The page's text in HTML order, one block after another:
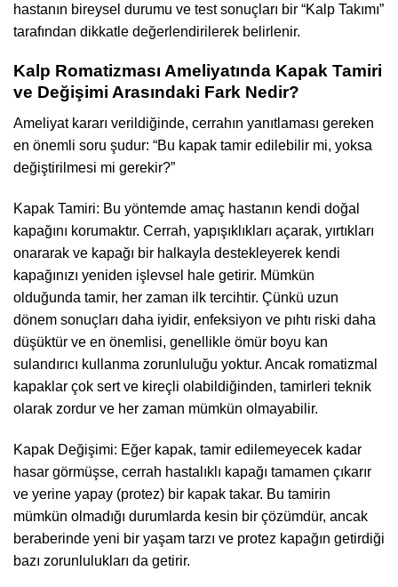
hastanın bireysel durumu ve test sonuçları bir “Kalp Takımı”
tarafından dikkatle değerlendirilerek belirlenir.
Kalp Romatizması Ameliyatında Kapak Tamiri
ve Değişimi Arasındaki Fark Nedir?
Ameliyat kararı verildiğinde, cerrahın yanıtlaması gereken
en önemli soru şudur: “Bu kapak tamir edilebilir mi, yoksa
değiştirilmesi mi gerekir?”
Kapak Tamiri: Bu yöntemde amaç hastanın kendi doğal
kapağını korumaktır. Cerrah, yapışıklıkları açarak, yırtıkları
onararak ve kapağı bir halkayla destekleyerek kendi
kapağınızı yeniden işlevsel hale getirir. Mümkün
olduğunda tamir, her zaman ilk tercihtir. Çünkü uzun
dönem sonuçları daha iyidir, enfeksiyon ve pıhtı riski daha
düşüktür ve en önemlisi, genellikle ömür boyu kan
sulandırıcı kullanma zorunluluğu yoktur. Ancak romatizmal
kapaklar çok sert ve kireçli olabildiğinden, tamirleri teknik
olarak zordur ve her zaman mümkün olmayabilir.
Kapak Değişimi: Eğer kapak, tamir edilemeyecek kadar
hasar görmüşse, cerrah hastalıklı kapağı tamamen çıkarır
ve yerine yapay (protez) bir kapak takar. Bu tamirin
mümkün olmadığı durumlarda kesin bir çözümdür, ancak
beraberinde yeni bir yaşam tarzı ve protez kapağın getirdiği
bazı zorunlulukları da getirir.